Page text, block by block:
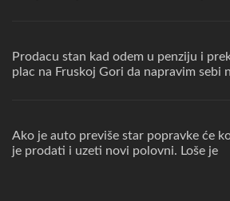
Prodacu stan kad odem u penziju i
plac na Fruskoj Gori da napravim sebi
Ako je auto previše star popravke će
je prodati i uzeti novi polovni. Loše je